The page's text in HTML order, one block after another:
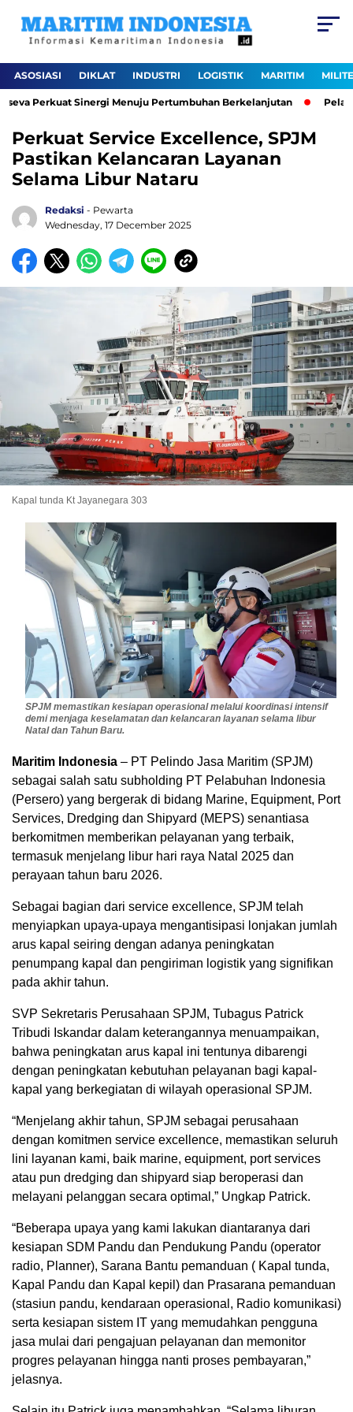
ASOSIASI DIKLAT INDUSTRI LOGISTIK MARITIM
Perkuat Sinergi Menuju Pertumbuhan Berkelanjutan
Perkuat Service Excellence, SPJM
Pastikan Kelancaran Layanan
Selama Libur Nataru
Redaksi - Pewarta
Wednesday, 17 December 2025
Kapal tunda Kt Jayanegara 303
SPJM memastikan kesiapan operasional melalui koordinasi intensif
demi menjaga keselamatan dan kelancaran layanan selama libur
Natal dan Tahun Baru.
Maritim Indonesia – PT Pelindo Jasa Maritim (SPJM)
sebagai salah satu subholding PT Pelabuhan Indonesia
(Persero) yang bergerak di bidang Marine, Equipment, Port
Services, Dredging dan Shipyard (MEPS) senantiasa
berkomitmen memberikan pelayanan yang terbaik,
termasuk menjelang libur hari raya Natal 2025 dan
perayaan tahun baru 2026.
Sebagai bagian dari service excellence, SPJM telah
menyiapkan upaya-upaya mengantisipasi lonjakan jumlah
arus kapal seiring dengan adanya peningkatan
penumpang kapal dan pengiriman logistik yang signifikan
pada akhir tahun.
SVP Sekretaris Perusahaan SPJM, Tubagus Patrick
Tribudi Iskandar dalam keterangannya menuampaikan,
bahwa peningkatan arus kapal ini tentunya dibarengi
dengan peningkatan kebutuhan pelayanan bagi kapal-
kapal yang berkegiatan di wilayah operasional SPJM.
“Menjelang akhir tahun, SPJM sebagai perusahaan
dengan komitmen service excellence, memastikan seluruh
lini layanan kami, baik marine, equipment, port services
atau pun dredging dan shipyard siap beroperasi dan
melayani pelanggan secara optimal,” Ungkap Patrick.
“Beberapa upaya yang kami lakukan diantaranya dari
kesiapan SDM Pandu dan Pendukung Pandu (operator
radio, Planner), Sarana Bantu pemanduan ( Kapal tunda,
Kapal Pandu dan Kapal kepil) dan Prasarana pemanduan
(stasiun pandu, kendaraan operasional, Radio komunikasi)
serta kesiapan sistem IT yang memudahkan pengguna
jasa mulai dari pengajuan pelayanan dan memonitor
progres pelayanan hingga nanti proses pembayaran,”
jelasnya.